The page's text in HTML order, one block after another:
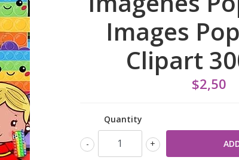
Images
Clipart
$2,50
Quantity
+
-